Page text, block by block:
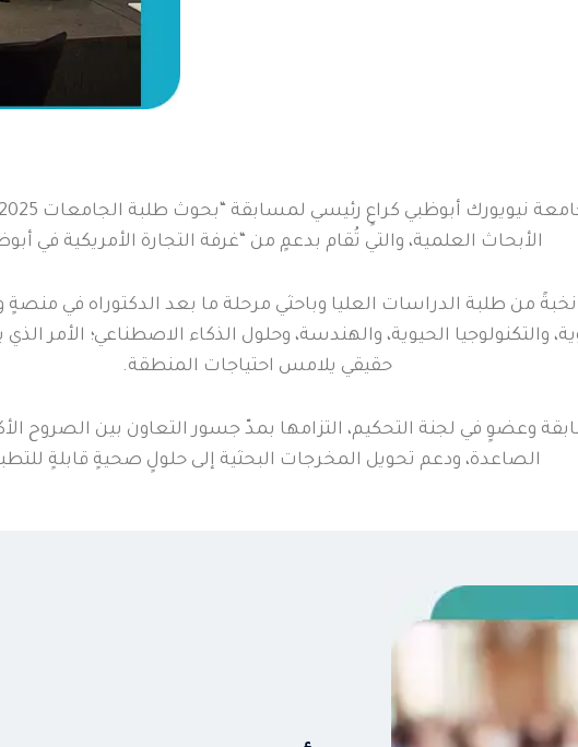
الأبحاث العلمية، والتي تُقام بدعمٍ من “غرفة التجارة الأمريكية في
من طلبة الدراسات العليا وباحثي مرحلة ما بعد الدكتوراه في منصةٍ
والتكنولوجيا الحيوية، والهندسة، وحلول الذكاء الاصطناعي؛ الأمر
حقيقي يلامس احتياجات المنطقة.
وعضوٍ في لجنة التحكيم، التزامها بمدّ جسور التعاون بين الصروح
الصاعدة، ودعم تحويل المخرجات البحثية إلى حلولٍ صحيةٍ قابلةٍ